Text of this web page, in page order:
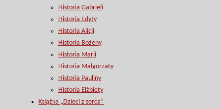
Historia Gabrieli
Historia Edyty
Historia Alicji
Historia Bożeny
Historia Marii
Historia Małgorzaty
Historia Pauliny
Historia Elżbiety
Książka „Dzieci z serca”